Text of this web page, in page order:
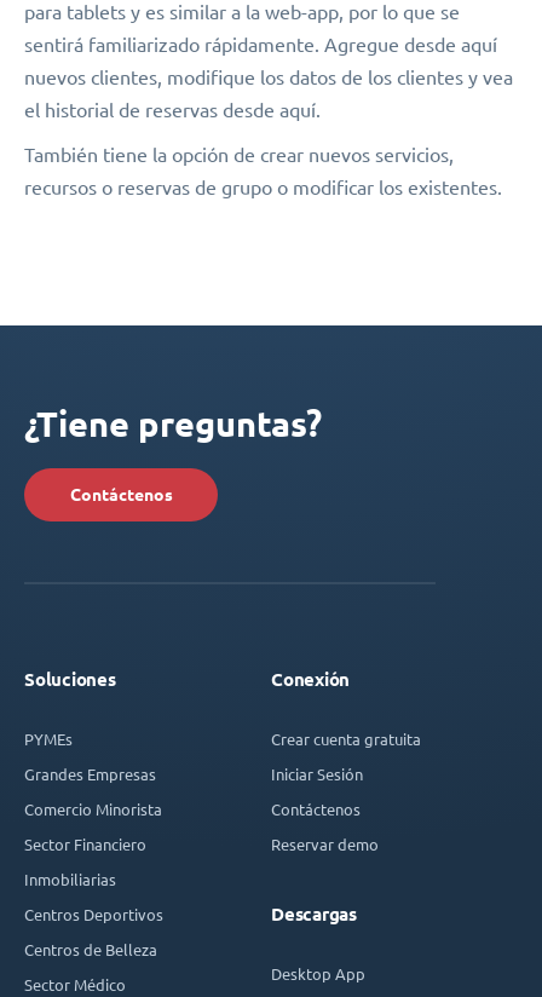
para tablets y es similar a la web-app, por lo que se
sentirá familiarizado rápidamente. Agregue desde aquí
nuevos clientes, modifique los datos de los clientes y vea
el historial de reservas desde aquí.
También tiene la opción de crear nuevos servicios,
recursos o reservas de grupo o modificar los existentes.
¿Tiene preguntas?
Contáctenos
Soluciones
PYMEs
Grandes Empresas
Comercio Minorista
Sector Financiero
Inmobiliarias
Centros Deportivos
Centros de Belleza
Sector Médico
Conexión
Crear cuenta gratuita
Iniciar Sesión
Contáctenos
Reservar demo
Descargas
Desktop App